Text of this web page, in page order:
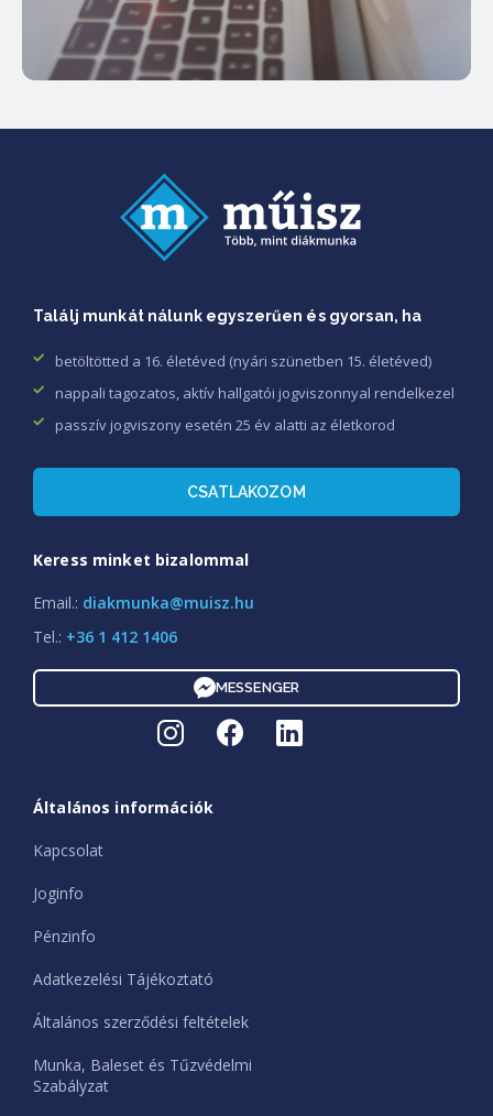
Találj munkát nálunk egyszerűen és gyorsan, ha
betöltötted a 16. életéved (nyári szünetben 15. életéved)
nappali tagozatos, aktív hallgatói jogviszonnyal rendelkezel
passzív jogviszony esetén 25 év alatti az életkorod
CSATLAKOZOM
Keress minket bizalommal
Email.: diakmunka@muisz.hu
Tel.: +36 1 412 1406
MESSENGER
Általános információk
Kapcsolat
Joginfo
Pénzinfo
Adatkezelési Tájékoztató
Általános szerződési feltételek
Munka, Baleset és Tűzvédelmi
Szabályzat